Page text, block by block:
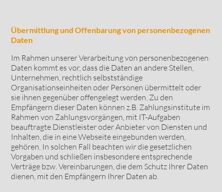
Übermittlung und Offenbarung von personenbezogenen
Daten
Im Rahmen unserer Verarbeitung von personenbezogenen
Daten kommt es vor, dass die Daten an andere Stellen,
Unternehmen, rechtlich selbstständige
Organisationseinheiten oder Personen übermittelt oder
sie ihnen gegenüber offengelegt werden. Zu den
Empfängern dieser Daten können z.B. Zahlungsinstitute im
Rahmen von Zahlungsvorgängen, mit IT-Aufgaben
beauftragte Dienstleister oder Anbieter von Diensten und
Inhalten, die in eine Webseite eingebunden werden,
gehören. In solchen Fall beachten wir die gesetzlichen
Vorgaben und schließen insbesondere entsprechende
Verträge bzw. Vereinbarungen, die dem Schutz Ihrer Daten
dienen, mit den Empfängern Ihrer Daten ab.